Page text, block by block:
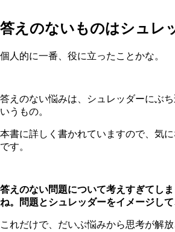
答えのないものはシュレ
個人的に一番、役に立ったことかな。
答えのない悩みは、シュレッダーにぶ
いうもの。
本書に詳しく書かれていますので、気
です。
答えのない問題について考えすぎてし
ね。問題とシュレッダーをイメージして
これだけで、だいぶ悩みから思考が解放